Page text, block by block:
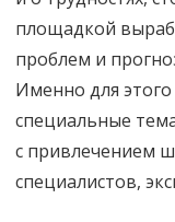
площадкой
проблем и
Именно для
специальные
с привлечением
специалистов,